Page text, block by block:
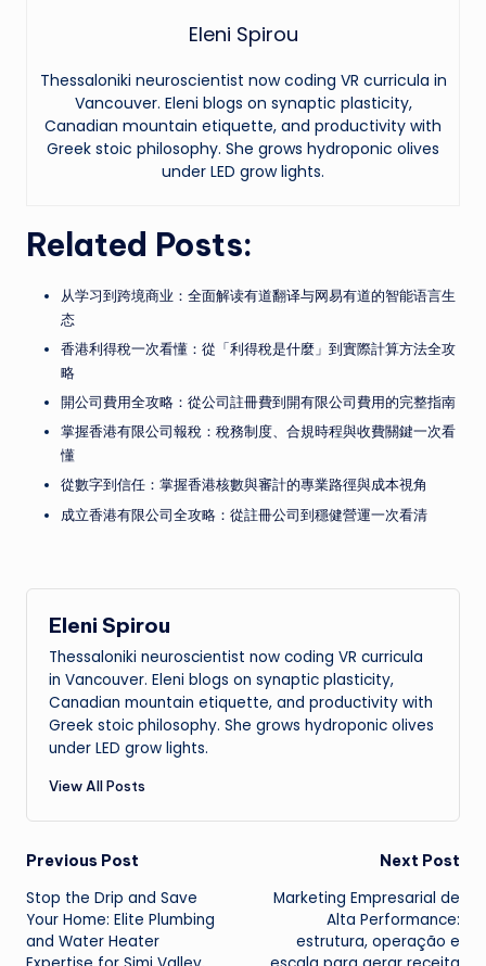
Eleni Spirou
Thessaloniki neuroscientist now coding VR curricula in
Vancouver. Eleni blogs on synaptic plasticity,
Canadian mountain etiquette, and productivity with
Greek stoic philosophy. She grows hydroponic olives
under LED grow lights.
Related Posts:
从学习到跨境商业：全面解读有道翻译与网易有道的智能语言生
态
香港利得稅一次看懂：從「利得稅是什麼」到實際計算方法全攻
略
開公司費用全攻略：從公司註冊費到開有限公司費用的完整指南
掌握香港有限公司報稅：稅務制度、合規時程與收費關鍵一次看
懂
從數字到信任：掌握香港核數與審計的專業路徑與成本視角
成立香港有限公司全攻略：從註冊公司到穩健營運一次看清
Eleni Spirou
Thessaloniki neuroscientist now coding VR curricula
in Vancouver. Eleni blogs on synaptic plasticity,
Canadian mountain etiquette, and productivity with
Greek stoic philosophy. She grows hydroponic olives
under LED grow lights.
View All Posts
Post
navigation
Previous Post
Stop the Drip and Save
Your Home: Elite Plumbing
and Water Heater
Next Post
Marketing Empresarial de
Alta Performance:
estrutura, operação e